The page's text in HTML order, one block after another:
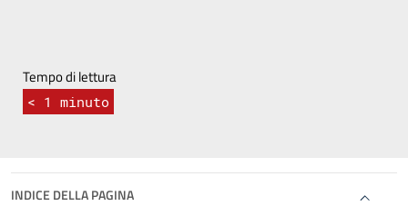
Tempo di lettura
< 1 minuto
INDICE DELLA PAGINA